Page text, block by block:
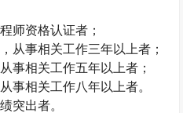
师资格认证者；
从事相关工作三年以上者；
事相关工作五年以上者；
事相关工作八年以上者。
突出者。